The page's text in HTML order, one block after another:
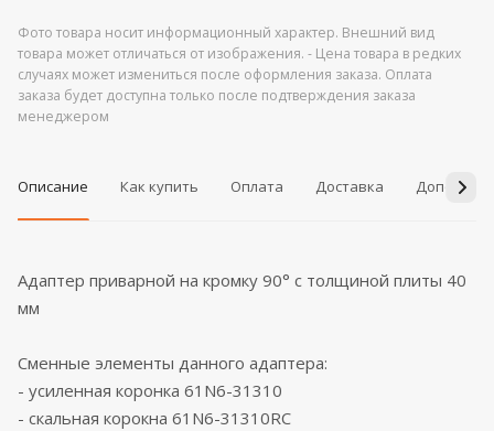
Фото товара носит информационный характер. Внешний вид
товара может отличаться от изображения. - Цена товара в редких
случаях может измениться после оформления заказа. Оплата
заказа будет доступна только после подтверждения заказа
менеджером
Описание Как купить Оплата Доставка
Адаптер приварной на кромку 90° с толщиной плиты 40
мм
Сменные элементы данного адаптера:
- усиленная коронка 61N6-31310
- скальная корокна 61N6-31310RC